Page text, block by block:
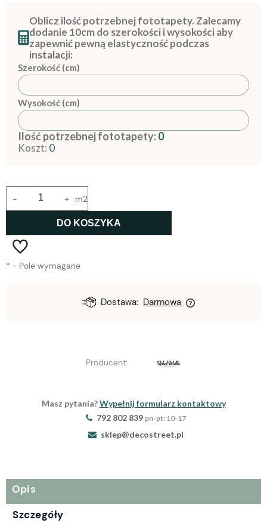
Oblicz ilość potrzebnej fototapety. Zalecamy
dodanie 10cm do szerokości i wysokości aby
zapewnić pewną elastyczność podczas
instalacji:
Szerokość (cm)
Wysokość (cm)
Ilość potrzebnej fototapety:0
Koszt: 0
+
- m2
DO KOSZYKA
* - Pole wymagane
Dostawa: Darmowa
Producent:
Masz pytania?Wypełnij formularz kontaktowy
792 802 839 pn-pt: 10-17
sklep@decostreet.pl
Opis
Szczegóły